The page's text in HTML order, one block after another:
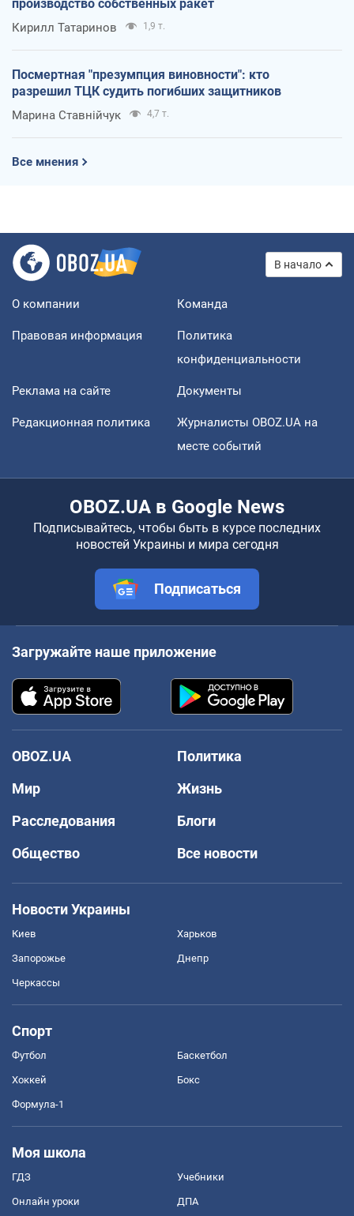
производство собственных ракет
Кирилл Татаринов 1,9 т.
Посмертная "презумпция виновности": кто
разрешил ТЦК судить погибших защитников
Марина Ставнійчук 4,7 т.
Все мнения
В начало
О компании Команда
Правовая информация
Политика
конфиденциальности
Реклама на сайте Документы
Редакционная политика
Журналисты OBOZ.UA на
месте событий
OBOZ.UA в Google News
Подписывайтесь, чтобы быть в курсе последних
новостей Украины и мира сегодня
Подписаться
Загружайте наше приложение
OBOZ.UA
Политика
Мир
Жизнь
Расследования
Блоги
Общество
Все новости
Новости Украины
Киев Харьков
Запорожье Днепр
Черкассы
Спорт
Футбол Баскетбол
Хоккей Бокс
Формула-1
Моя школа
ГДЗ Учебники
Онлайн уроки ДПА